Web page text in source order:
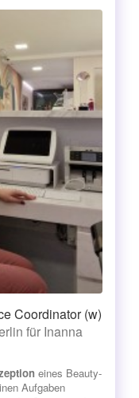
Coordinator (w)
für Inanna
eines Beauty-
Aufgaben